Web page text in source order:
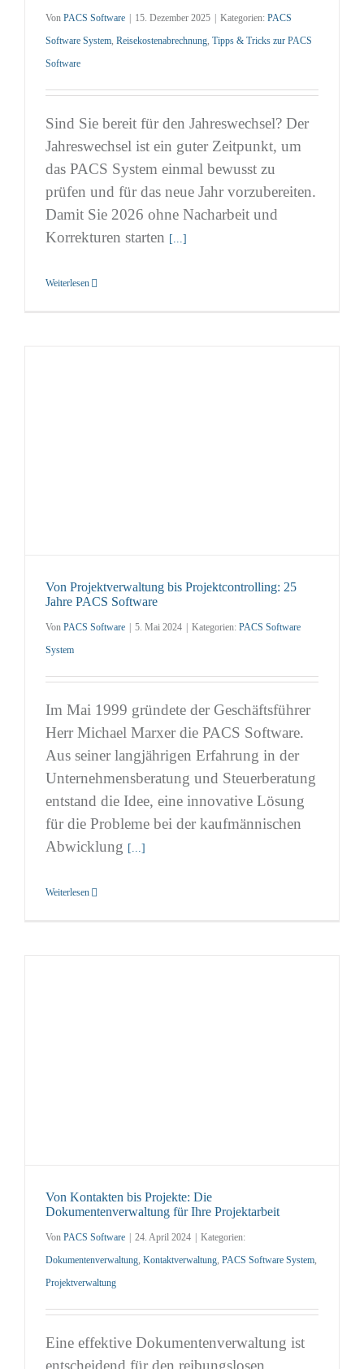
Von PACS Software 15. Dezember 2025 Kategorien: PACS
Software System, Reisekostenabrechnung, Tipps & Tricks zur PACS
Software
Sind Sie bereit für den Jahreswechsel? Der
Jahreswechsel ist ein guter Zeitpunkt, um
das PACS System einmal bewusst zu
prüfen und für das neue Jahr vorzubereiten.
Damit Sie 2026 ohne Nacharbeit und
Korrekturen starten [...]
Weiterlesen
Von Projektverwaltung bis Projektcontrolling: 25
Jahre PACS Software
Von PACS Software | 5. Mai 2024 | Kategorien: PACS Software
System
Im Mai 1999 gründete der Geschäftsführer
Herr Michael Marxer die PACS Software.
Aus seiner langjährigen Erfahrung in der
Unternehmensberatung und Steuerberatung
entstand die Idee, eine innovative Lösung
für die Probleme bei der kaufmännischen
Abwicklung [...]
Weiterlesen
Von Kontakten bis Projekte: Die
Dokumentenverwaltung für Ihre Projektarbeit
Von PACS Software | 24. April 2024 | Kategorien:
Dokumentenverwaltung, Kontaktverwaltung, PACS Software System,
Projektverwaltung
Eine effektive Dokumentenverwaltung ist
entscheidend für den reibungslosen